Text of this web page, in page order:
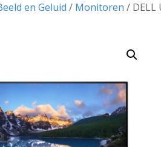
en Geluid / Monitoren / DELL